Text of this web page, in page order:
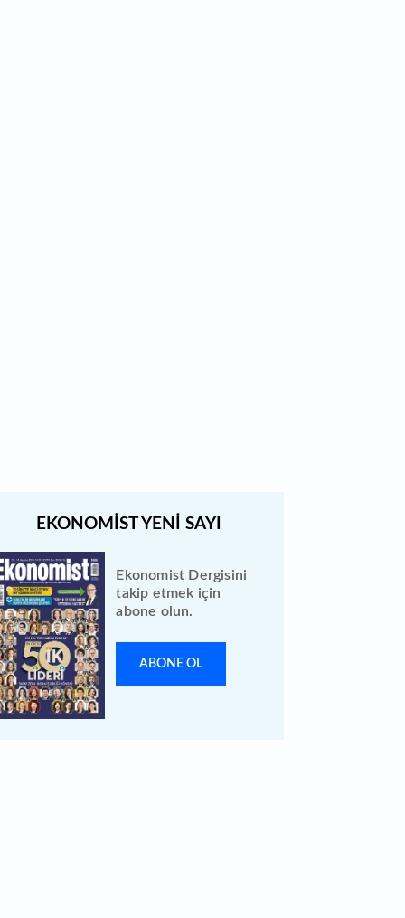
Ekonomist Dergisini
takip etmek için
abone olun.
ABONE OL